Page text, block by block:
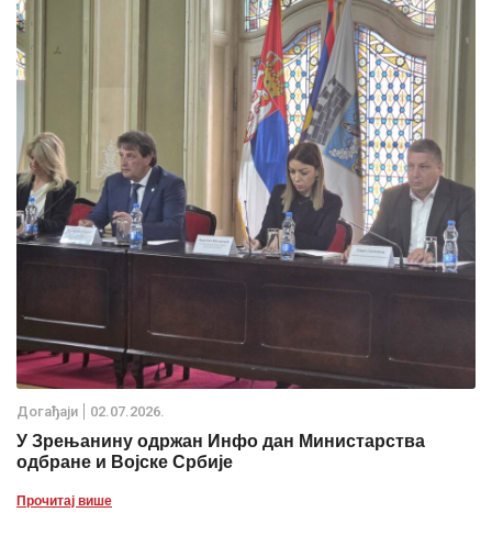
Дoгађаjи 02.07.2026.
У Зрењанину одржан Инфо дан Министарства
одбране и Војске Србије
Прочитај више